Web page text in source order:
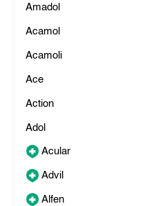
Amadol
Acamol
Acamoli
Ace
Action
Adol
Acular
Advil
Alfen